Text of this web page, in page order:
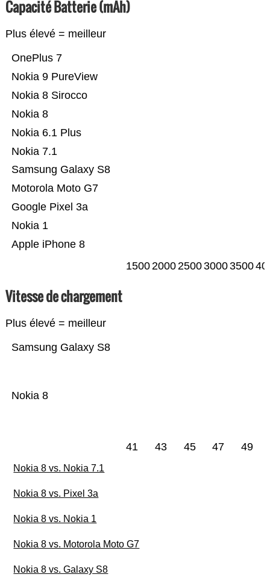
Capacité Batterie (mAh)
Plus élevé = meilleur
Apple iPhone 8
Nokia 1
Google Pixel 3a
Motorola Moto G7
Samsung Galaxy S8
Nokia 7.1
Nokia 6.1 Plus
Nokia 8
Nokia 8 Sirocco
Nokia 9 PureView
OnePlus 7
15002000250030003500
Vitesse de chargement
Plus élevé = meilleur
Nokia 8
Samsung Galaxy S8
41 43 45 47 49
Nokia 8 vs. Nokia 7.1
Nokia 8 vs. Pixel 3a
Nokia 8 vs. Nokia 1
Nokia 8 vs. Motorola Moto G7
Nokia 8 vs. Galaxy S8